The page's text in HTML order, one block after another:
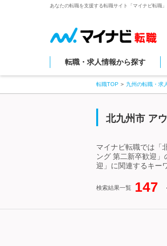
あなたの転職を支援する転職サイト「マイナビ転職
転職・求人情報から探す
転職TOP 九州の転職・求
北九州市 ア
マイナビ転職では「
ング 第二新卒歓迎
迎」に関連するキー
検索結果一覧 147